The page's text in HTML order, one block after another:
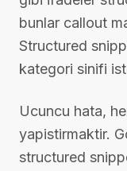
bunlar callout
Structured
kategori sinifi
Ucuncu hata,
yapistirmaktir.
structured